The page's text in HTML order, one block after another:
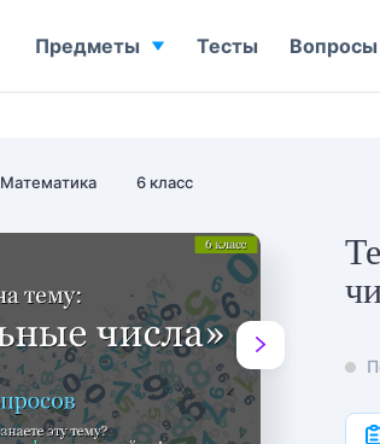
Математика 6 класс
Предметы Тесты Вопросы